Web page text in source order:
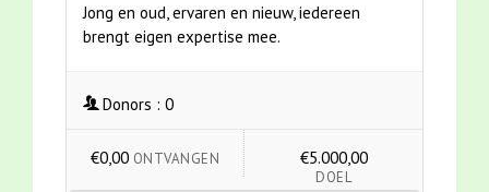
Jong en oud, ervaren en nieuw, iedereen
brengt eigen expertise mee.
Donors : 0
€0,00 ONTVANGEN €5.000,00
DOEL